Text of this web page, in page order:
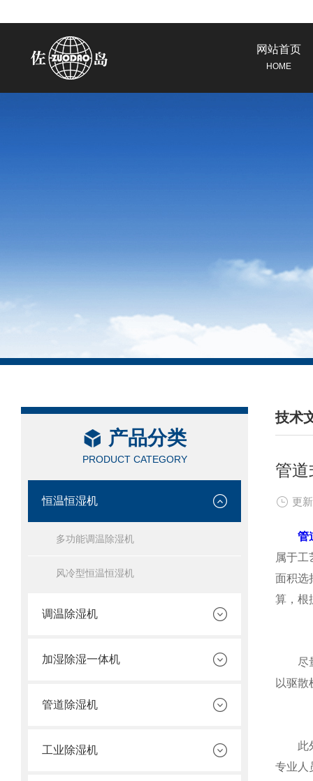
网站首页
HOME
产品分类
PRODUCT CATEGORY
恒温恒湿机
多功能调温除湿机
风冷型恒温恒湿机
调温除湿机
加湿除湿一体机
管道除湿机
工业除湿机
技术
/
管
更
管
属于工
面积选
算，根
尽量
以驱
此外
专业人